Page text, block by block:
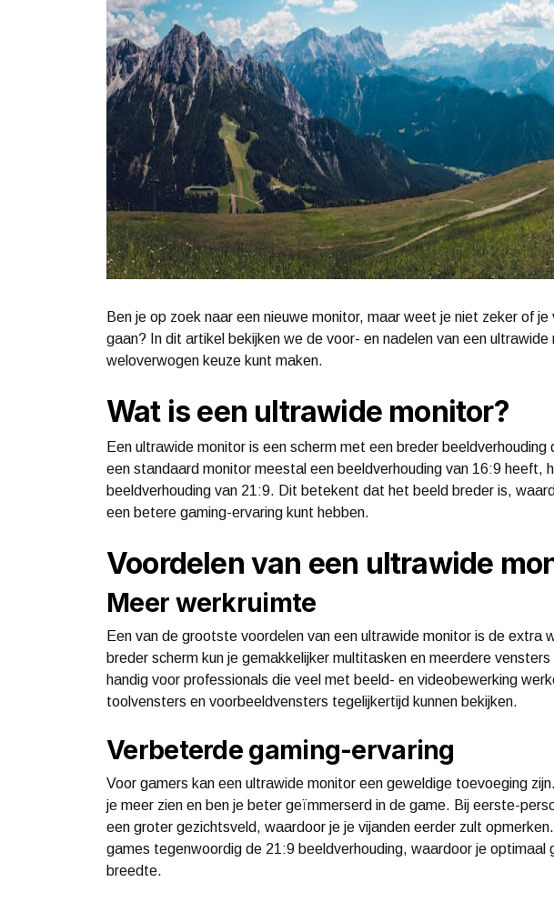
Ben je op zoek naar een nieuwe monitor, maar weet je niet zeker of
gaan? In dit artikel bekijken we de voor- en nadelen van een
weloverwogen keuze kunt maken.
Wat is een ultrawide monitor?
Een ultrawide monitor is een scherm met een breder beeldverhouding
een standaard monitor meestal een beeldverhouding van 16:9 heeft,
beeldverhouding van 21:9. Dit betekent dat het beeld breder is,
een betere gaming-ervaring kunt hebben.
Voordelen van een ultrawide
Meer werkruimte
Een van de grootste voordelen van een ultrawide monitor is de extra
breder scherm kun je gemakkelijker multitasken en meerdere
handig voor professionals die veel met beeld- en videobewerking
toolvensters en voorbeeldvensters tegelijkertijd kunnen bekijken.
Verbeterde gaming-ervaring
Voor gamers kan een ultrawide monitor een geweldige toevoeging
je meer zien en ben je beter geïmmerserd in de game. Bij eerste-
een groter gezichtsveld, waardoor je je vijanden eerder zult
games tegenwoordig de 21:9 beeldverhouding, waardoor je optimaal
breedte.